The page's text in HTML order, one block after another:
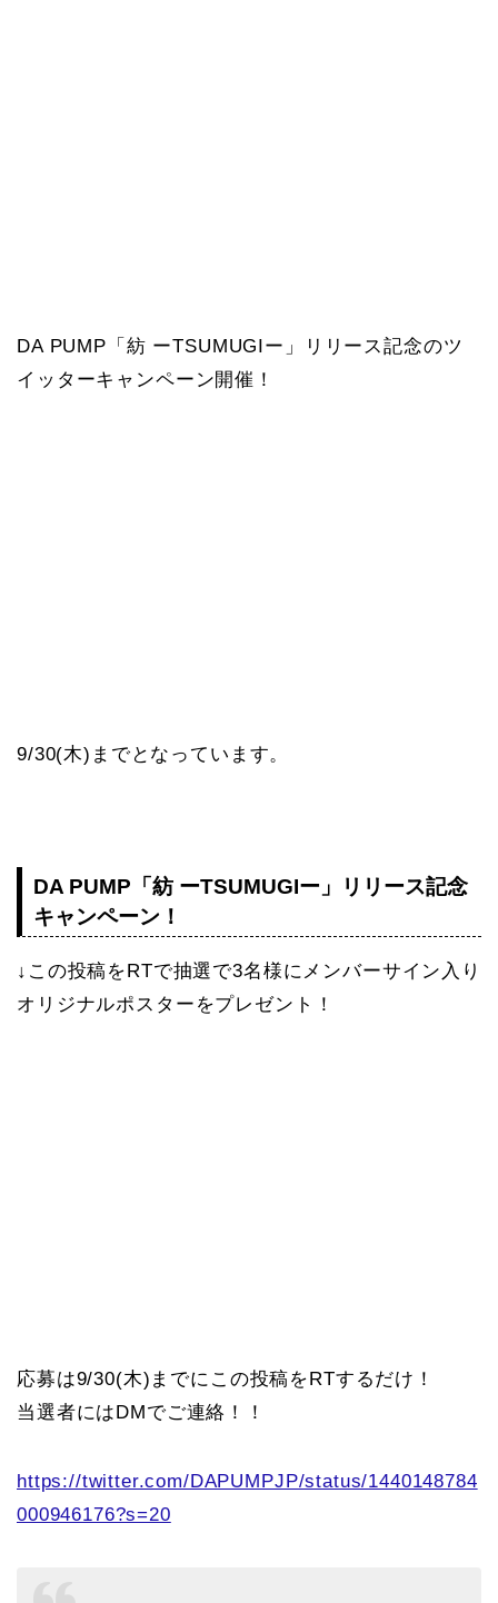
DA PUMP「紡 ーTSUMUGIー」リリース記念のツ
イッターキャンペーン開催！
9/30(木)までとなっています。
DA PUMP「紡 ーTSUMUGIー」リリース記念
キャンペーン！
↓この投稿をRTで抽選で3名様にメンバーサイン入り
オリジナルポスターをプレゼント！
応募は9/30(木)までにこの投稿をRTするだけ！
当選者にはDMでご連絡！！
https://twitter.com/DAPUMPJP/status/1440148784
000946176?s=20